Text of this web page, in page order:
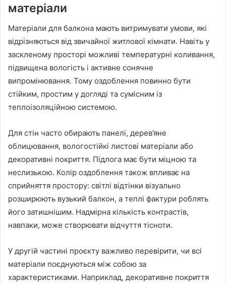
матеріали
Матеріали для балкона мають витримувати умови, які
відрізняються від звичайної житлової кімнати. Навіть у
заскленому просторі можливі температурні коливання,
підвищена вологість і активне сонячне
випромінювання. Тому оздоблення повинно бути
стійким, простим у догляді та сумісним із
теплоізоляційною системою.
Для стін часто обирають панелі, дерев’яне
облицювання, вологостійкі листові матеріали або
декоративні покриття. Підлога має бути міцною та
неслизькою. Колір оздоблення також впливає на
сприйняття простору: світлі відтінки візуально
розширюють вузький балкон, а теплі фактури роблять
його затишнішим. Надмірна кількість контрастів,
навпаки, може створювати відчуття тісноти.
У другій частині проєкту важливо перевірити, чи всі
матеріали поєднуються між собою за
характеристиками. Наприклад, декоративне покриття